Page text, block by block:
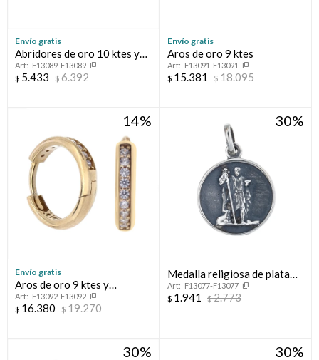
Envío gratis
Abridores de oro 10 ktes y
perla de cultivo
F13089-F13089
$ 5.433 $6.392
Envío gratis
Aros de oro 9 ktes
F13091-F13091
$ 15.381 $18.095
14
Envío gratis
Aros de oro 9 ktes y
circonias
F13092-F13092
$ 16.380 $19.270
30
Medalla religiosa de plata
925, SAN JUAN BAUTISTA.
F13077-F13077
$ 1.941 $2.773
30 30